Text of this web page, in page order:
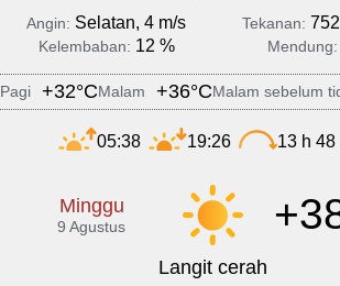
Angin: Selatan, 4 m/s Tekanan:
Kelembaban: 12 % Mendung:
Pagi +32°CMalam +36°CMalam sebelum
05:38 19:26 13 h 48
Minggu
9 Agustus
Langit cerah